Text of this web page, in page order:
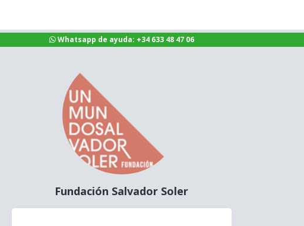
Whatsapp de ayuda: +34 633 48 47 06
Fundación Salvador Soler